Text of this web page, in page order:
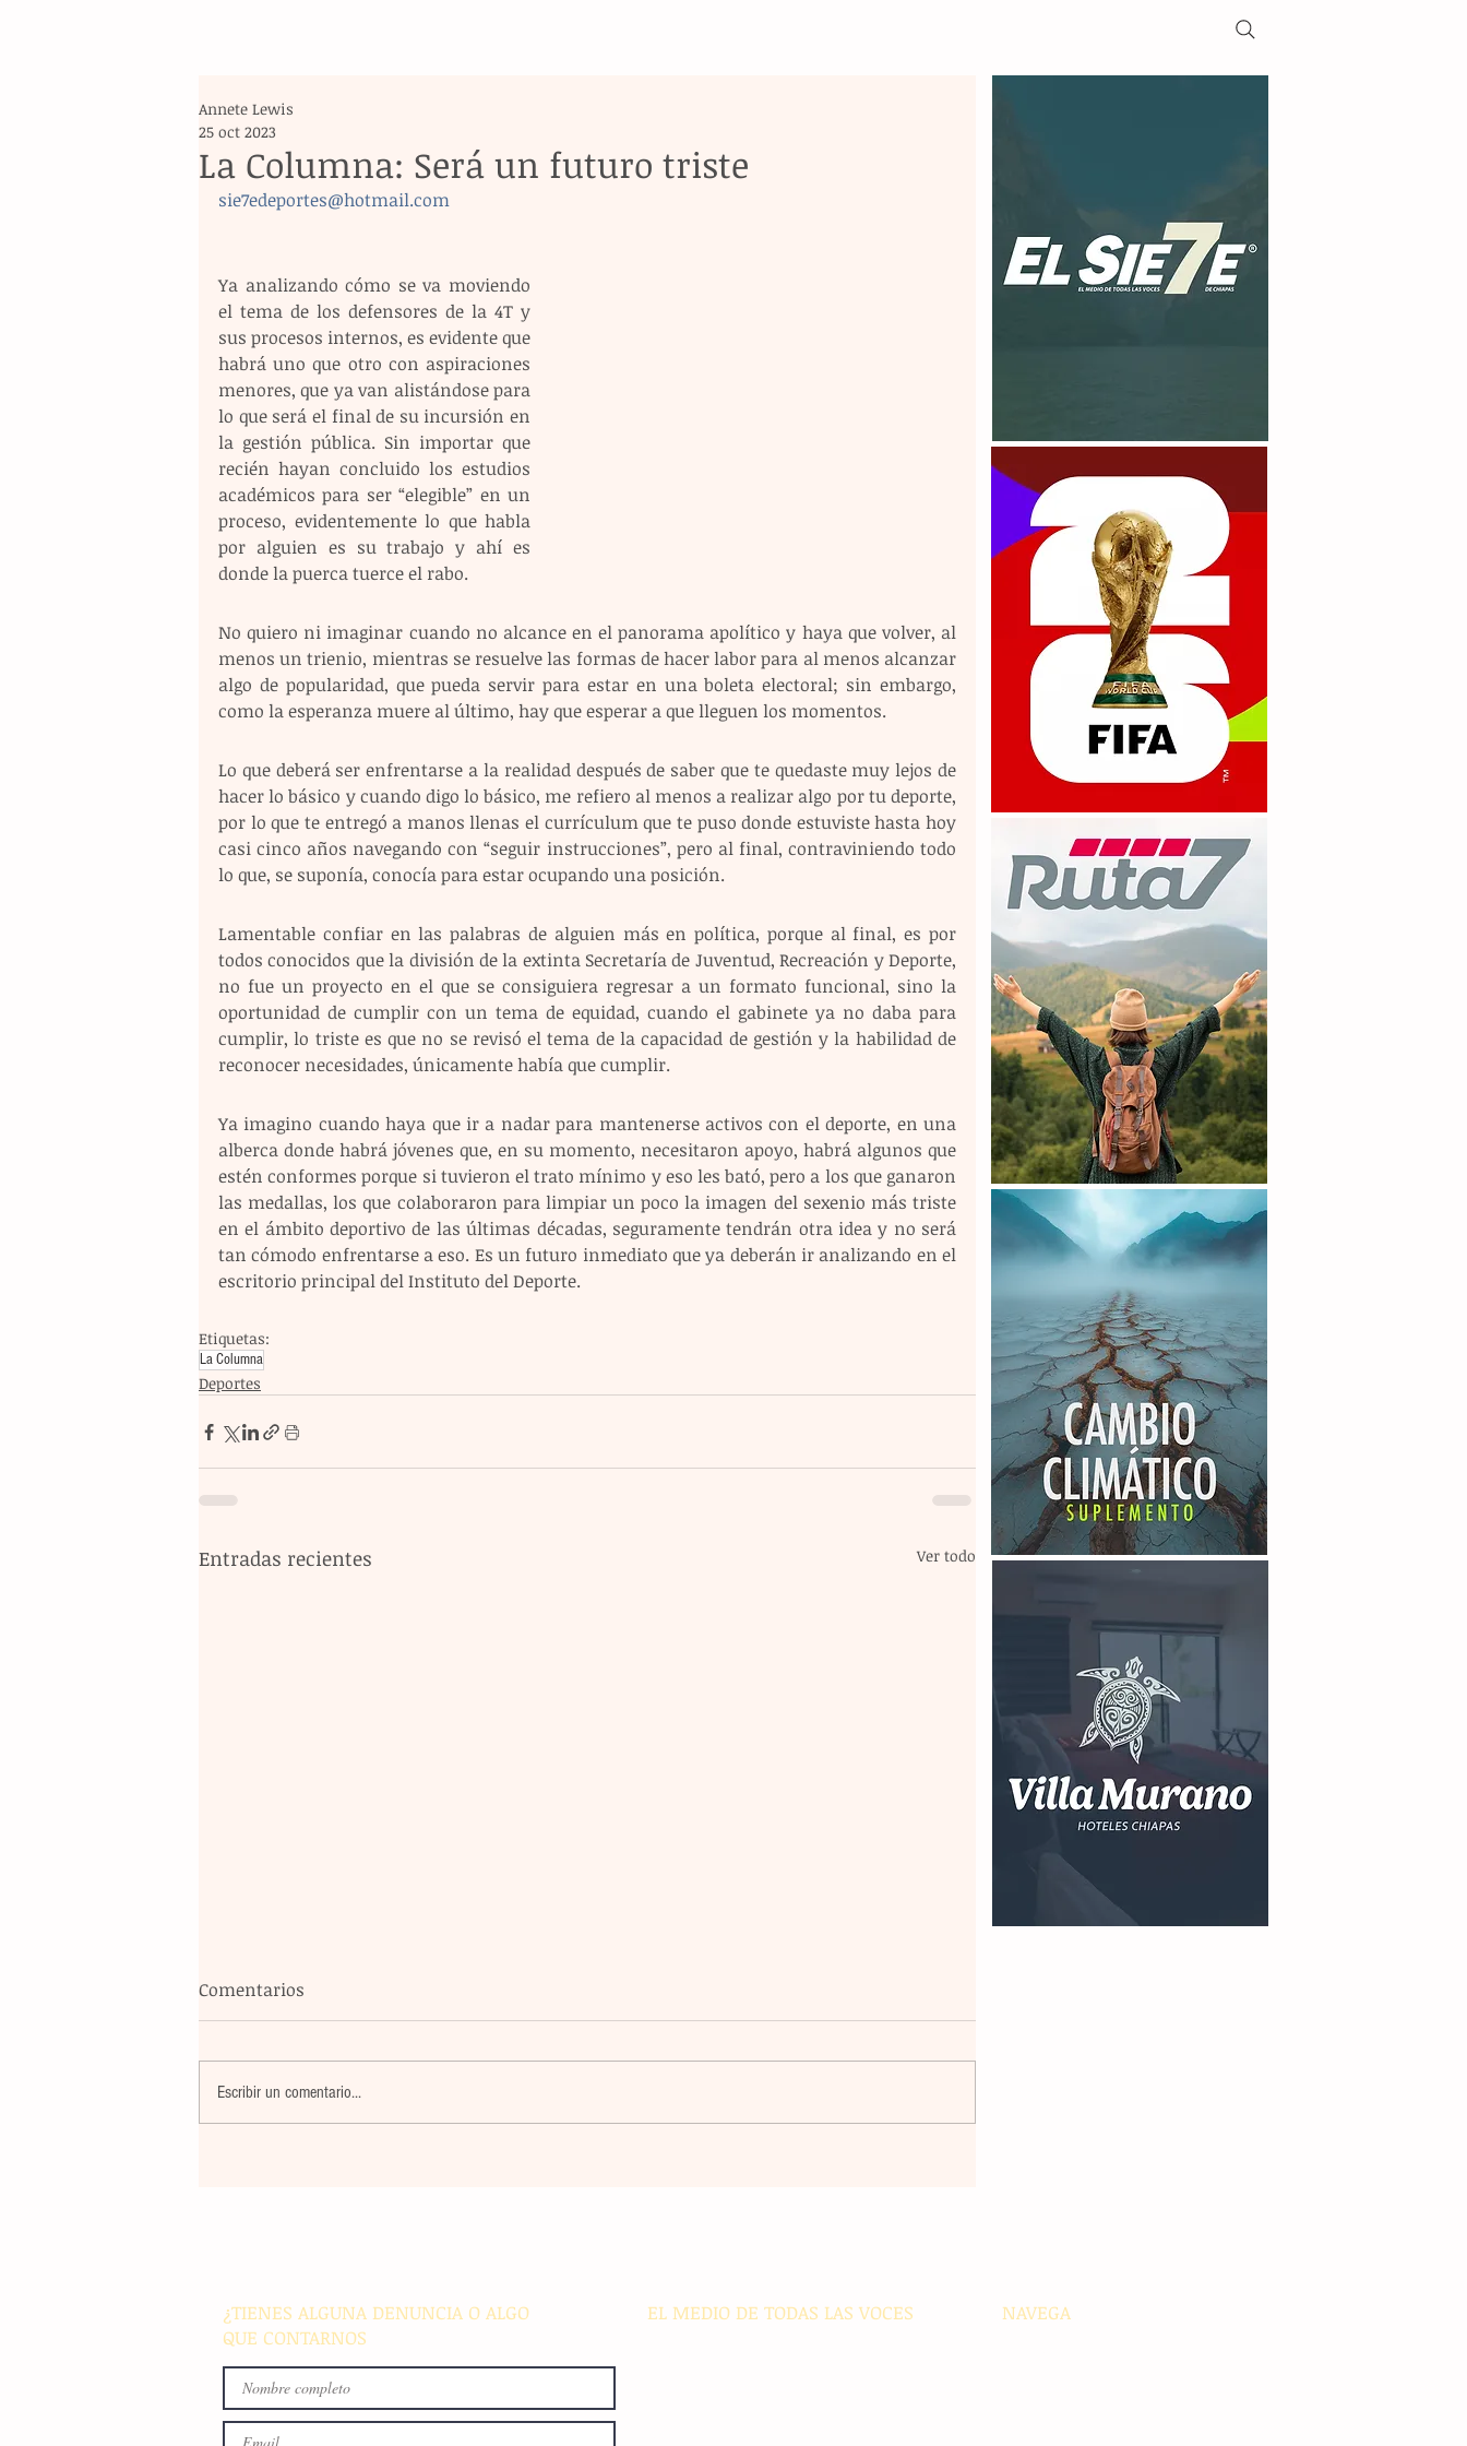
La Columna: Será un futuro triste
Annete Lewis
25 oct 2023
sie7edeportes@hotmail.com
Ya analizando cómo se va moviendo
el tema de los defensores de la 4T y
sus procesos internos, es evidente que
habrá uno que otro con aspiraciones
menores, que ya van alistándose para
lo que será el final de su incursión en
la gestión pública. Sin importar que
recién hayan concluido los estudios
académicos para ser “elegible” en un
proceso, evidentemente lo que habla
por alguien es su trabajo y ahí es
donde la puerca tuerce el rabo.
No quiero ni imaginar cuando no alcance en el panorama apolítico y haya que volver, al
menos un trienio, mientras se resuelve las formas de hacer labor para al menos alcanzar
algo de popularidad, que pueda servir para estar en una boleta electoral; sin embargo,
como la esperanza muere al último, hay que esperar a que lleguen los momentos.
Lo que deberá ser enfrentarse a la realidad después de saber que te quedaste muy lejos de
hacer lo básico y cuando digo lo básico, me refiero al menos a realizar algo por tu deporte,
por lo que te entregó a manos llenas el currículum que te puso donde estuviste hasta hoy
casi cinco años navegando con “seguir instrucciones”, pero al final, contraviniendo todo
lo que, se suponía, conocía para estar ocupando una posición.
Lamentable confiar en las palabras de alguien más en política, porque al final, es por
todos conocidos que la división de la extinta Secretaría de Juventud, Recreación y Deporte,
no fue un proyecto en el que se consiguiera regresar a un formato funcional, sino la
oportunidad de cumplir con un tema de equidad, cuando el gabinete ya no daba para
cumplir, lo triste es que no se revisó el tema de la capacidad de gestión y la habilidad de
reconocer necesidades, únicamente había que cumplir.
Ya imagino cuando haya que ir a nadar para mantenerse activos con el deporte, en una
alberca donde habrá jóvenes que, en su momento, necesitaron apoyo, habrá algunos que
estén conformes porque si tuvieron el trato mínimo y eso les bató, pero a los que ganaron
las medallas, los que colaboraron para limpiar un poco la imagen del sexenio más triste
en el ámbito deportivo de las últimas décadas, seguramente tendrán otra idea y no será
tan cómodo enfrentarse a eso. Es un futuro inmediato que ya deberán ir analizando en el
escritorio principal del Instituto del Deporte.
Etiquetas:
La Columna
Deportes
Entradas recientes Ver todo
Comentarios
Escribir un comentario...
¿TIENES ALGUNA DENUNCIA O ALGO
QUE CONTARNOS
EL MEDIO DE TODAS LAS VOCES NAVEGA